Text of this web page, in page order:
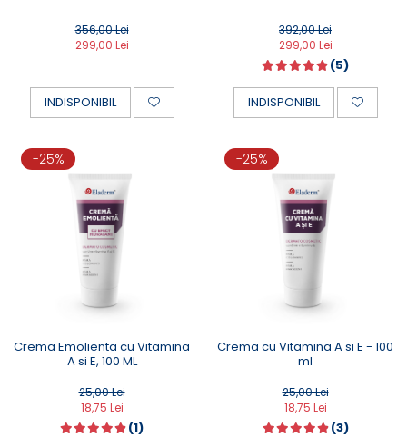
356,00 Lei
299,00 Lei
INDISPONIBIL
392,00 Lei
299,00 Lei
(5)
INDISPONIBIL
-25%
Crema Emolienta cu Vitamina
A si E, 100 ML
25,00 Lei
18,75 Lei
(1)
-25%
Crema cu Vitamina A si E - 100
ml
25,00 Lei
18,75 Lei
(3)